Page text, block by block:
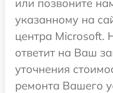
указанному на
центра Microsoft.
ответит на Ваш
уточнения
ремонта Вашего